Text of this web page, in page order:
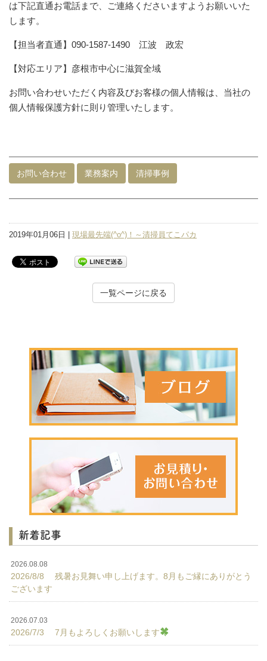
は下記直通お電話まで、ご連絡くださいますようお願いいた
します。
【担当者直通】090-1587-1490 江波 政宏
【対応エリア】彦根市中心に滋賀全域
お問い合わせいただく内容及びお客様の個人情報は、当社の
個人情報保護方針に則り管理いたします。
お問い合わせ 業務案内 清掃事例
2019年01月06日 | 現場最先端(^o^)！～清掃員てこパカ
一覧ページに戻る
新着記事
2026.08.08
2026/8/8 残暑お見舞い申し上げます。8月もご縁にありがとう
ございます
2026.07.03
2026/7/3 7月もよろしくお願いします